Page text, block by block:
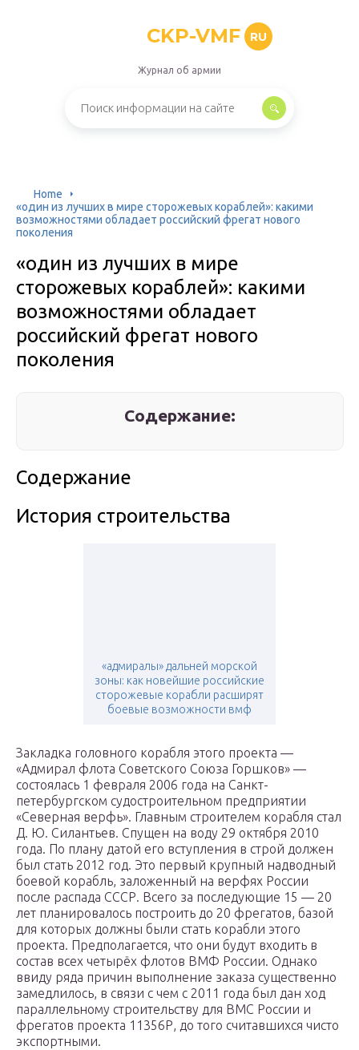
CKP-VMF RU
Журнал об армии
Home
«один из лучших в мире сторожевых кораблей»: какими
возможностями обладает российский фрегат нового
поколения
«один из лучших в мире
сторожевых кораблей»: какими
возможностями обладает
российский фрегат нового
поколения
Содержание:
Содержание
История строительства
«адмиралы» дальней морской
зоны: как новейшие российские
сторожевые корабли расширят
боевые возможности вмф
Закладка головного корабля этого проекта —
«Адмирал флота Советского Союза Горшков» —
состоялась 1 февраля 2006 года на Санкт-
петербургском судостроительном предприятии
«Северная верфь». Главным строителем корабля стал
Д. Ю. Силантьев. Спущен на воду 29 октября 2010
года. По плану датой его вступления в строй должен
был стать 2012 год. Это первый крупный надводный
боевой корабль, заложенный на верфях России
после распада СССР. Всего за последующие 15 — 20
лет планировалось построить до 20 фрегатов, базой
для которых должны были стать корабли этого
проекта. Предполагается, что они будут входить в
состав всех четырёх флотов ВМФ России. Однако
ввиду ряда причин выполнение заказа существенно
замедлилось, в связи с чем с 2011 года был дан ход
параллельному строительству для ВМС России и
фрегатов проекта 11356Р, до того считавшихся чисто
экспортными.